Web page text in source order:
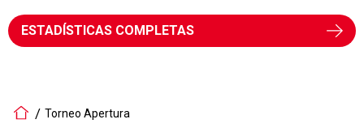
ESTADÍSTICAS COMPLETAS
Torneo Apertura